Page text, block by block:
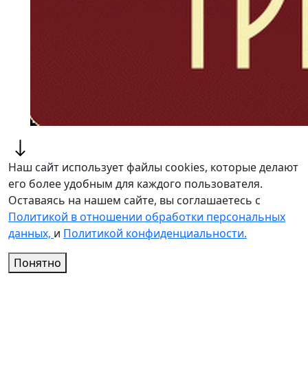
Наш сайт использует файлы cookies, которые делают
его более удобным для каждого пользователя.
Оставаясь на нашем сайте, вы соглашаетесь с
Политикой в отношении обработки персональных
данных, и Политикой конфиденциальности.
Понятно